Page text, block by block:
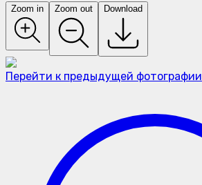
Zoom in Zoom out Download
Перейти к предыдущей фотографии